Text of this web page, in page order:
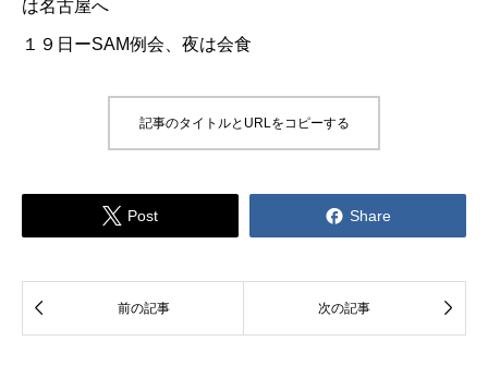
は名古屋へ
１９日ーSAM例会、夜は会食
記事のタイトルとURLをコピーする
 Post  Share
 前の記事 次の記事 